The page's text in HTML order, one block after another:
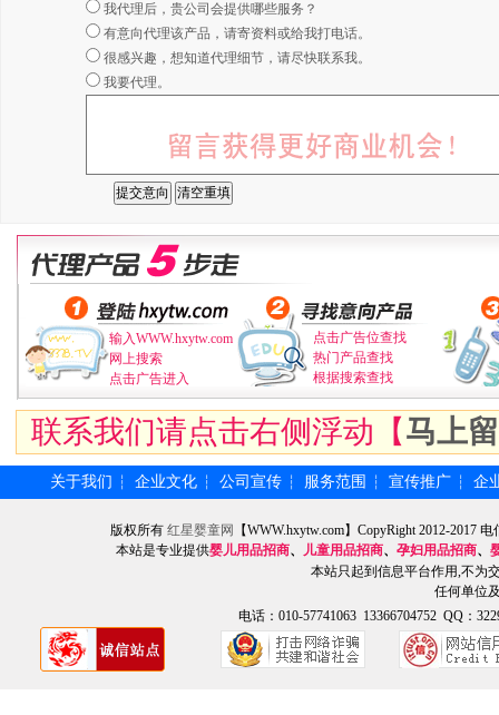
我代理后，贵公司会提供哪些服务？
有意向代理该产品，请寄资料或给我打电话。
很感兴趣，想知道代理细节，请尽快联系我。
我要代理。
输入WWW.hxytw.com
网上搜索
点击广告进入
点击广告位查找
热门产品查找
根据搜索查找
联系我们请点击右侧浮动【马上
关于我们 ┆ 企业文化 ┆ 公司宣传 ┆ 服务范围 ┆ 宣传推广 ┆ 企
版权所有 红星婴童网
【WWW.hxytw.com】CopyRight 2012-2017
本站是专业提供婴儿用品招商、 儿童用品招商、 孕妇用品招商、
本站只起到信息平台作用,不为
任何单位
电话：010-57741063 13366704752 QQ：